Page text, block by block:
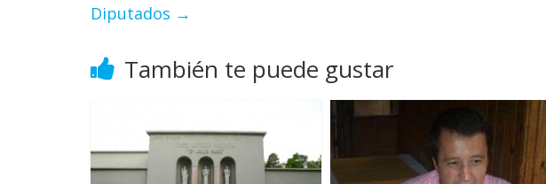
Diputados →
También te puede gustar